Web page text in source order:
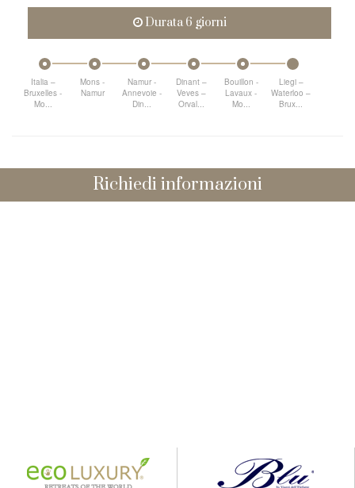
Durata 6 giorni
Italia –
Bruxelles -
Mo...
Mons -
Namur
Namur -
Annevoie -
Din...
Dinant –
Veves –
Orval...
Bouillon -
Lavaux -
Mo...
Liegi –
Waterloo –
Brux...
Richiedi informazioni